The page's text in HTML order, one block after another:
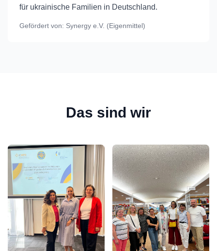
für ukrainische Familien in Deutschland.
Gefördert von: Synergy e.V. (Eigenmittel)
Das sind wir